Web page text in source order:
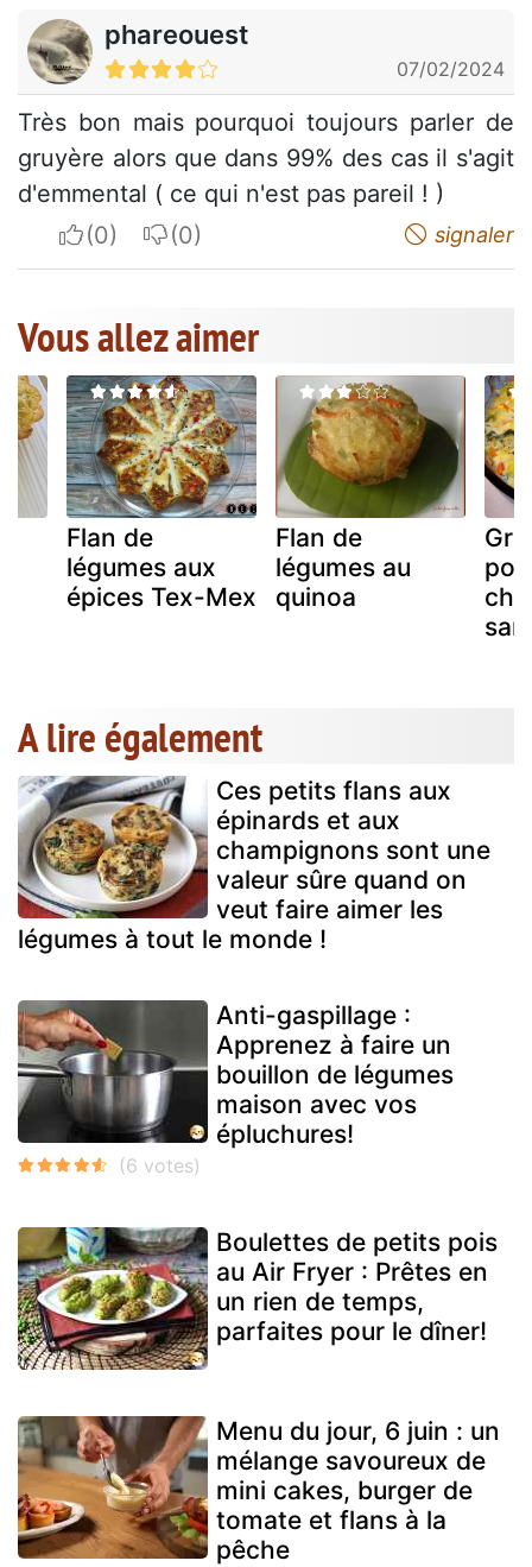
phareouest
07/02/2024
Très bon mais pourquoi toujours parler de
gruyère alors que dans 99% des cas il s'agit
d'emmental ( ce qui n'est pas pareil ! )
I apreciateI do not appreciate signaler
Vous allez aimer
Flan de
légumes aux
épices Tex-Mex
Flan de
légumes au
quinoa
A lire également
Ces petits flans aux
épinards et aux
champignons sont une
valeur sûre quand on
veut faire aimer les
légumes à tout le monde !
Anti-gaspillage :
Apprenez à faire un
bouillon de légumes
maison avec vos
épluchures!
Boulettes de petits pois
au Air Fryer : Prêtes en
un rien de temps,
parfaites pour le dîner!
Menu du jour, 6 juin : un
mélange savoureux de
mini cakes, burger de
tomate et flans à la
pêche